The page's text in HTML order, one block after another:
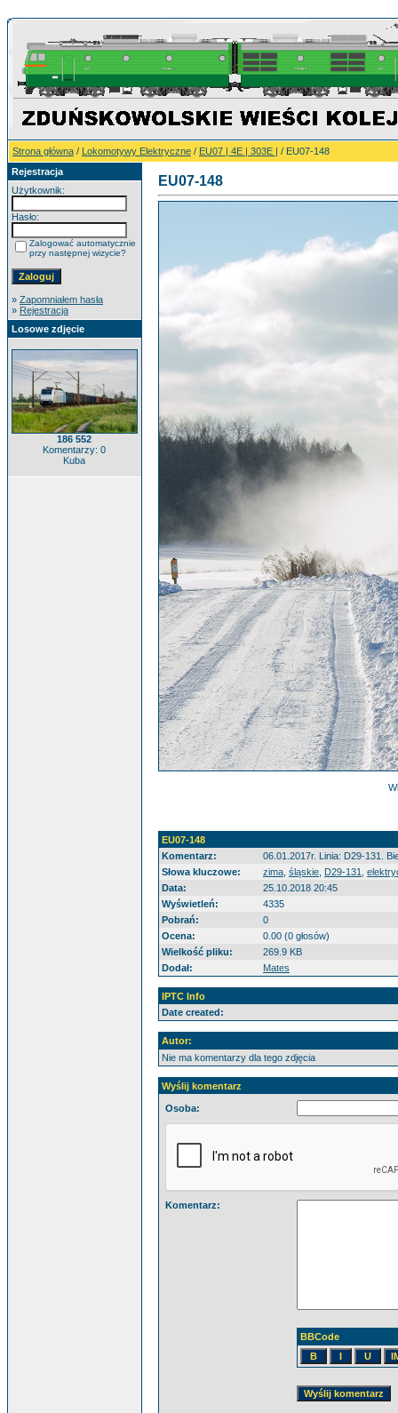
Strona główna / Lokomotywy Elektryczne / EU07 | 4E | 303E | / EU07-148
Rejestracja
Użytkownik:
Hasło:
Zalogować automatycznie
przy następnej wizycie?
» Zapomniałem hasła
» Rejestracja
Losowe zdjęcie
186 552
Komentarzy: 0
Kuba
EU07-148
EU07-148
Komentarz:
06.01.2017r. Linia: D29-131.
Słowa kluczowe:
zima śląskie D29-131
Data:
25.10.2018 20:45
Wyświetleń:
4335
Pobrań:
0
Ocena:
0.00 (0 głosów)
Wielkość pliku:
269.9 KB
Dodał:
Mates
IPTC Info
Date created:
Autor:
Nie ma komentarzy dla tego zdjęcia
Wyślij komentarz
Osoba:
Komentarz:
BBCode